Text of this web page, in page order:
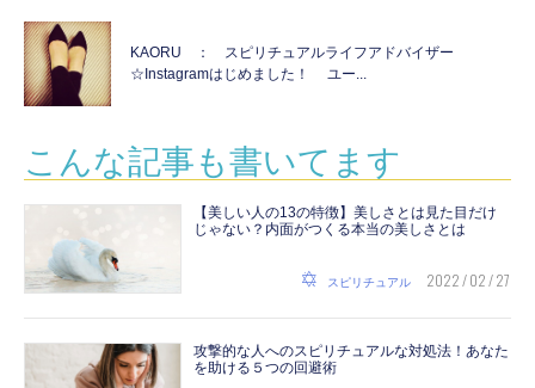
KAORU ： スピリチュアルライフアドバイザー
☆Instagramはじめました！ ユー...
こんな記事も書いてます
【美しい人の13の特徴】美しさとは見た目だけ
じゃない？内面がつくる本当の美しさとは
スピリチュアル 2022 / 02 / 27
攻撃的な人へのスピリチュアルな対処法！あなた
を助ける５つの回避術